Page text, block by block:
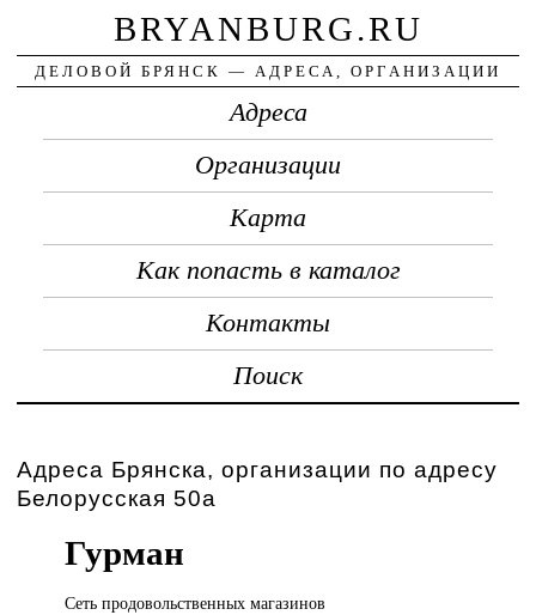
BRYANBURG.RU
ДЕЛОВОЙ БРЯНСК — АДРЕСА, ОРГАНИЗАЦИИ
Адреса
Организации
Карта
Как попасть в каталог
Контакты
Поиск
Адреса Брянска, организации по адресу
Белорусская 50а
Гурман
Сеть продовольственныхмагазинов